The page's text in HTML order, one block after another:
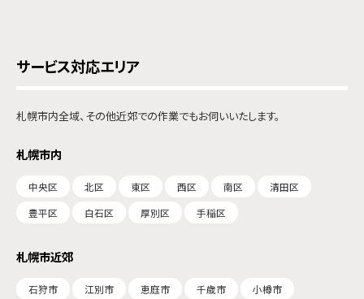
サービス対応エリア
札幌市内全域、その他近郊での作業でもお伺いいたします。
札幌市内
中央区 北区 東区 西区 南区
清田区
豊平区
白石区 厚別区 手稲区
札幌市近郊
石狩市 江別市 恵庭市 千歳市
小樽市